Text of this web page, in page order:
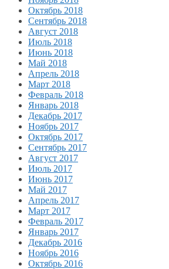
Октябрь 2018
Сентябрь 2018
Август 2018
Июль 2018
Июнь 2018
Май 2018
Апрель 2018
Март 2018
Февраль 2018
Январь 2018
Декабрь 2017
Ноябрь 2017
Октябрь 2017
Сентябрь 2017
Август 2017
Июль 2017
Июнь 2017
Май 2017
Апрель 2017
Март 2017
Февраль 2017
Январь 2017
Декабрь 2016
Ноябрь 2016
Октябрь 2016